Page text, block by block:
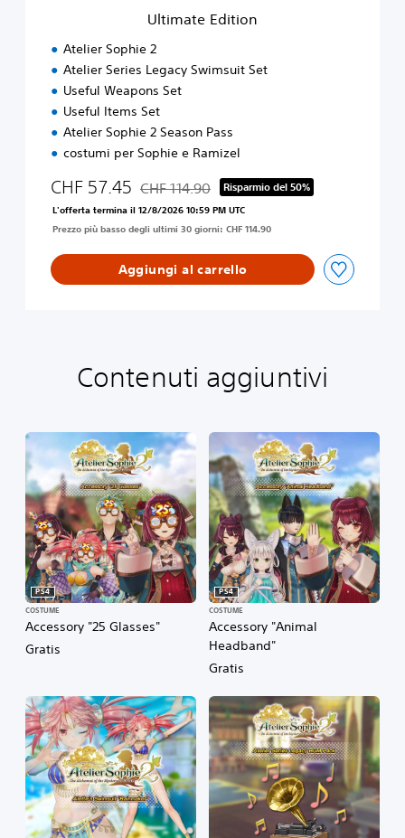
Ultimate Edition
Atelier Sophie 2
Atelier Series Legacy Swimsuit Set
Useful Weapons Set
Useful Items Set
Atelier Sophie 2 Season Pass
costumi per Sophie e Ramizel
CHF 57.45 Scontato dal prezzo originale di CHF 114.90
CHF 114.90 Risparmio del 50%
L'offerta termina il 12/8/2026 10:59 PM UTC
Prezzo più basso degli ultimi 30 giorni: CHF 114.90
Aggiungi al carrello
Contenuti aggiuntivi
Accessory "25 Glasses"
PS4
COSTUME
Gratis
Accessory "Animal
Headband"
PS4
COSTUME
Gratis